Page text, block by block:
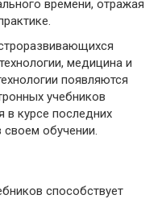
времени, отражая
медицина и
появляются
учебников
в курсе последних
своем обучении.
способствует